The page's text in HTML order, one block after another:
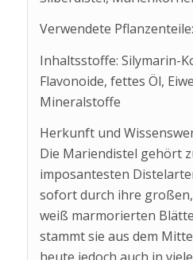
Verwendete
Inhaltsstoffe: Silymarin-
Flavonoide, fettes Öl,
Mineralstoffe
Herkunft und
Die Mariendistel gehört
imposantesten
sofort durch ihre
weiß marmorierten
stammt sie aus dem